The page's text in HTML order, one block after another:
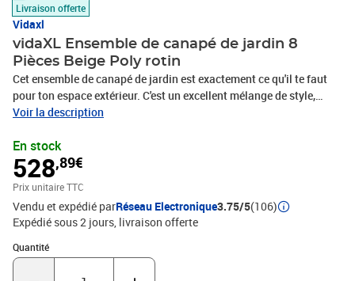
Livraison offerte
Vidaxl
vidaXL Ensemble de canapé de jardin 8
Pièces Beige Poly rotin
Cet ensemble de canapé de jardin est exactement ce qu'il te faut
pour ton espace extérieur. C'est un excellent mélange de style,
d'utilité et de confort. Son design moderne présente un look épuré
profiter de moments paisibles sur ta terrasse avec des coussins
doux, ou organiser des rassemblements animés en été avec des
amis. Son ambiance lumineuse et accueillante transforme
n'importe quel jardin en un espace chic et adaptable. Matériaux de
qualité : Fabriqué en poly rattan, cet ensemble de canapé de jardin
est léger mais super résistant. Il est conçu pour durer et résiste aux
intempéries tout en ayant un bel aspect tissé qui s'accorde avec
toute déco de jardin.Tout ce qu'il faut : Cet ensemble modulable
Voir la description
En stock
528,89€
Prix unitaire TTC
Vendu et expédié parRéseau Electronique3.75/5(106)
Expédié sous 2 jours livraison offerte
Quantité
Quantité : 1